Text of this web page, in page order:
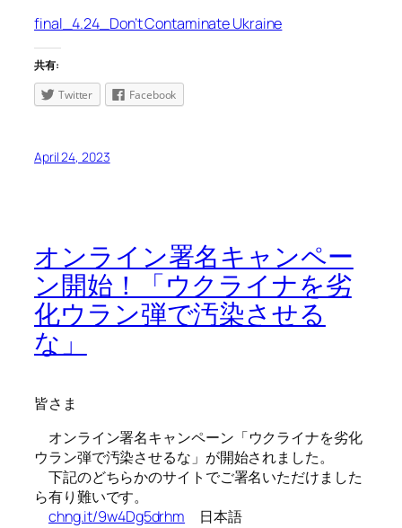
final_4.24_Don’t Contaminate Ukraine
共有:
Twitter
Facebook
April 24, 2023
オンライン署名キャンペー
ン開始！「ウクライナを劣
化ウラン弾で汚染させる
な」
皆さま
オンライン署名キャンペーン「ウクライナを劣化
ウラン弾で汚染させるな」が開始されました。
下記のどちらかのサイトでご署名いただけました
ら有り難いです。
chng.it/9w4Dg5drhm 日本語